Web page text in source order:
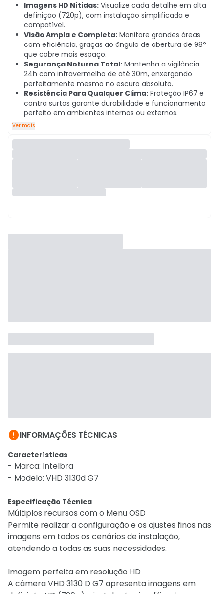
Imagens HD Nítidas: Visualize cada detalhe em alta
definição (720p), com instalação simplificada e
compatível.
Visão Ampla e Completa: Monitore grandes áreas
com eficiência, graças ao ângulo de abertura de 98°
que cobre mais espaço.
Segurança Noturna Total: Mantenha a vigilância
24h com infravermelho de até 30m, enxergando
perfeitamente mesmo no escuro absoluto.
Resistência Para Qualquer Clima: Proteção IP67 e
contra surtos garante durabilidade e funcionamento
perfeito em ambientes internos ou externos.
Ver mais
INFORMAÇÕES TÉCNICAS
Características
- Marca: Intelbra
- Modelo: VHD 3130d G7
Especificação Técnica
Múltiplos recursos com o Menu OSD
Permite realizar a configuração e os ajustes finos nas
imagens em todos os cenários de instalação,
atendendo a todas as suas necessidades.
Imagem perfeita em resolução HD
A câmera VHD 3130 D G7 apresenta imagens em